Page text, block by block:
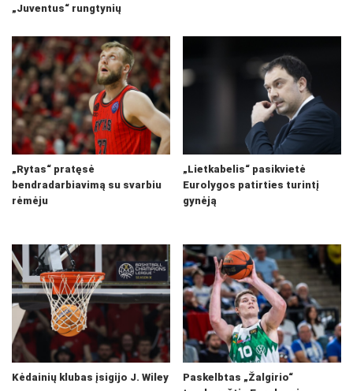
„Juventus“ rungtynių
„Rytas“ pratęsė
bendradarbiavimą su svarbiu
rėmėju
„Lietkabelis“ pasikvietė
Eurolygos patirties turintį
gynėją
Kėdainių klubas įsigijo J. Wiley
Paskelbtas „Žalgirio“